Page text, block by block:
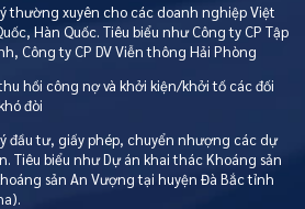
thường xuyên cho các doanh nghiệp Việt
Hàn Quốc. Tiêu biểu như Công ty CP Tập
Công ty CP DV Viễn thông Hải Phòng
hồi công nợ và khởi kiện/khởi tố các đối
đòi
đầu tư, giấy phép, chuyển nhượng các dự
Tiêu biểu như Dự án khai thác Khoáng sản
sản An Vượng tại huyện Đà Bắc tỉnh